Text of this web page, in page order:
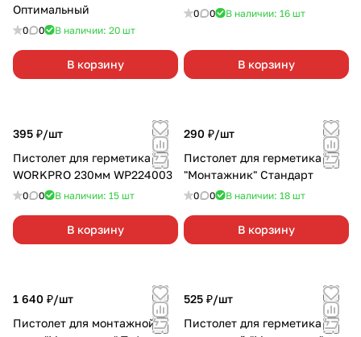
Оптимальный
0 0 В наличии: 20 шт
В корзину
0 0 В наличии: 16 шт
В корзину
395 ₽/шт
Пистолет для герметика
WORKPRO 230мм WP224003
0 0 В наличии: 15 шт
В корзину
290 ₽/шт
Пистолет для герметика
"Монтажник" Стандарт
0 0 В наличии: 18 шт
В корзину
1 640 ₽/шт
Пистолет для монтажной
525 ₽/шт
Пистолет для герметика